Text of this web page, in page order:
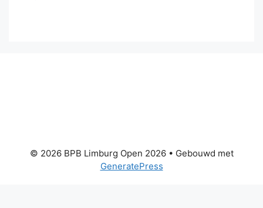
© 2026 BPB Limburg Open 2026• Gebouwd met
GeneratePress